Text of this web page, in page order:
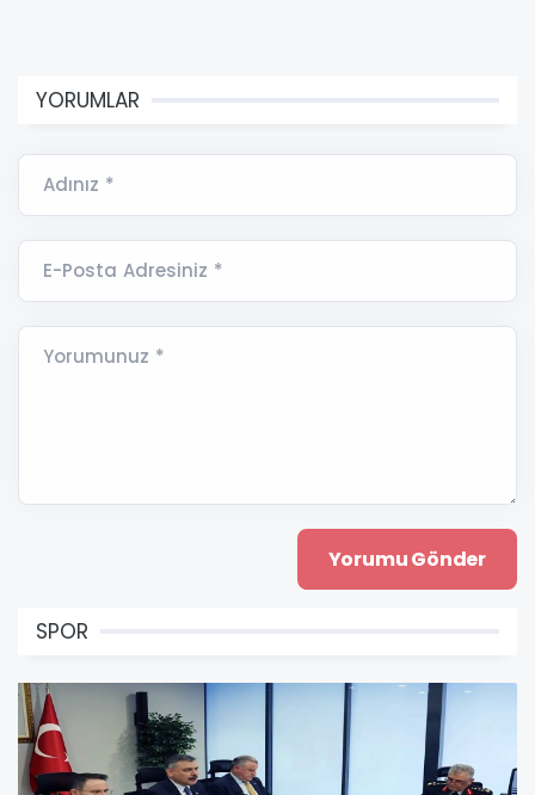
YORUMLAR
Adınız *
E-Posta Adresiniz *
Yorumunuz *
SPOR